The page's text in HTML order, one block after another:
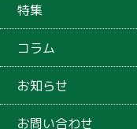
特集
コラム
お知らせ
お問い合わせ